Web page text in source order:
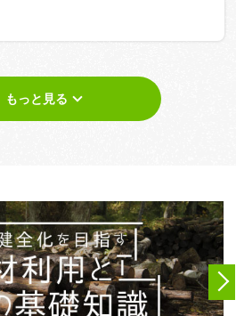
もっと見る